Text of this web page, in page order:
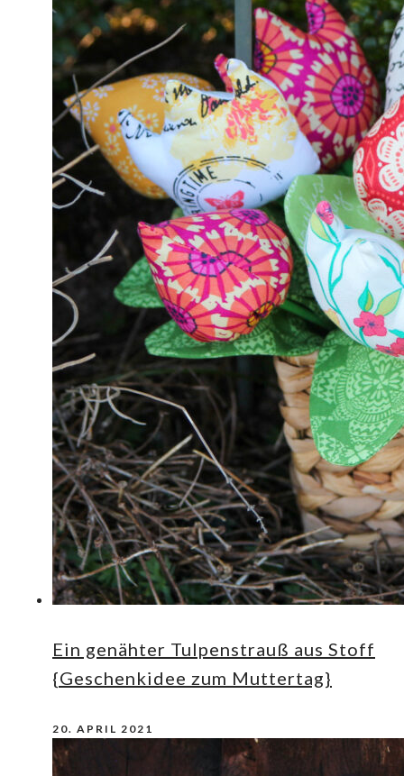
Ein genähter Tulpenstrauß aus Stoff
{Geschenkidee zum Muttertag}
20. APRIL 2021